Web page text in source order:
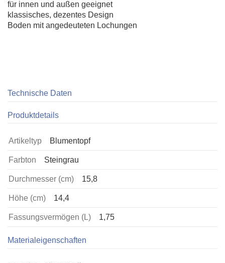
für innen und außen geeignet
klassisches, dezentes Design
Boden mit angedeuteten Lochungen
Technische Daten
Produktdetails
Artikeltyp Blumentopf
Farbton Steingrau
Durchmesser (cm) 15,8
Höhe (cm) 14,4
Fassungsvermögen (L) 1,75
Materialeigenschaften